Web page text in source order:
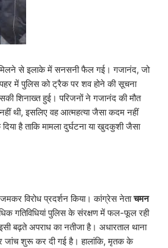
से इलाके में सनसनी फैल गई। गजानंद, जो
में पुलिस को ट्रैक पर शव होने की सूचना
शिनाख्त हुई। परिजनों ने गजानंद की मौत
थी, इसलिए वह आत्महत्या जैसा कदम नहीं
है ताकि मामला दुर्घटना या खुदकुशी जैसा
विरोध प्रदर्शन किया। कांग्रेस नेताचमन
गतिविधियां पुलिस के संरक्षण में फल-फूल रही
बढ़ते अपराध का नतीजा है। अधारताल थाना
जांच शुरू कर दी गई है। हालांकि, मृतक के